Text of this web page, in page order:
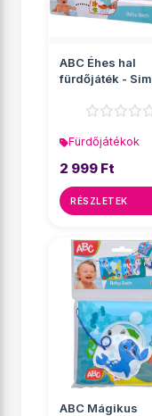
ABC Éhes hal
fürdőjáték -
Fürdőjátékok
2 999 Ft
RÉSZLETEK
ABC Mágikus